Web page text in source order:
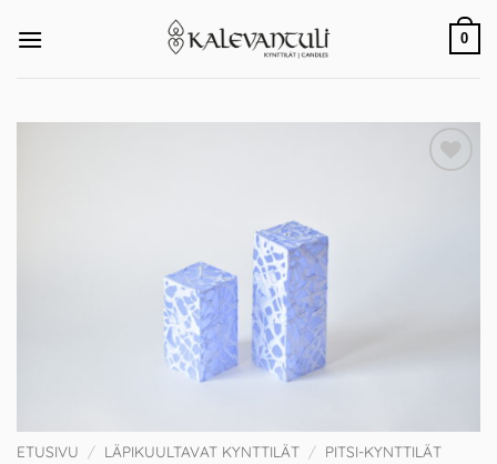
0
ETUSIVU / LÄPIKUULTAVAT KYNTTILÄT / PITSI-KYNTTILÄT